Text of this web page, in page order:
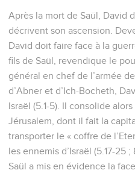
Après la mort de Saül, David
décrivent son ascension.
David doit faire face à la
fils de Saül, revendique le
général en chef de l’armée
d’Abner et d’Ich-Bocheth,
Israël (5.1-5). Il consolide
Jérusalem, dont il fait la
transporter le « coffre de
les ennemis d’Israël (5.17-25 ;
Saül a mis en évidence la